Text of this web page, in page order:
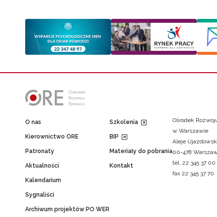
O nas
Kierownictwo ORE
Patronaty
Aktualności
Kalendarium
Sygnaliści
Archiwum projektów PO WER
Szkolenia
BIP
Materiały do pobrania
Kontakt
Ośrodek
w Warszawie
Aleje
00-478
tel. 22 345 37 00
fax 22 345 37 70